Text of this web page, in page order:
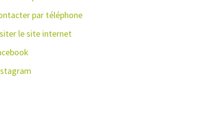
par téléphone
le site internet